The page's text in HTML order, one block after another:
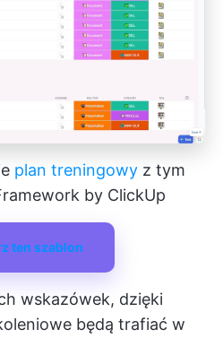
plan treningowy z tym
by ClickUp
ten szablon
wskazówek, dzięki
będą trafiać w